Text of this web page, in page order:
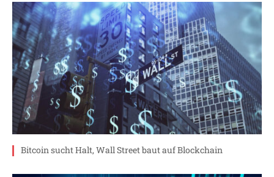
Bitcoin sucht Halt, Wall Street baut auf Blockchain